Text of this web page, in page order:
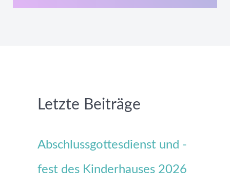
Letzte Beiträge
Abschlussgottesdienst und -
fest des Kinderhauses 2026